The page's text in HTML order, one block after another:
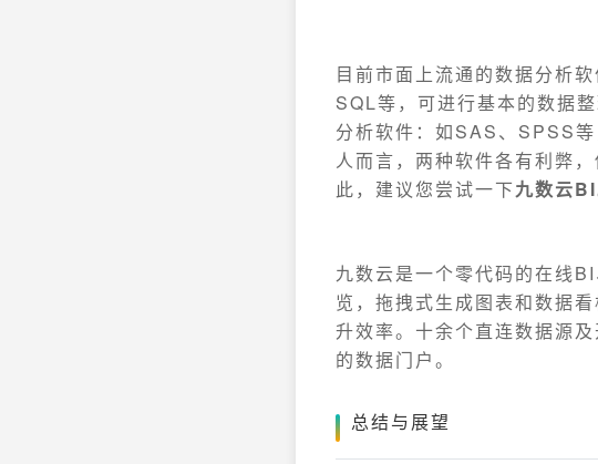
目前市面上流通的数据分析
SQL等，可进行基本的数据
分析软件：如SAS、SPSS
人而言，两种软件各有利弊
此，建议您尝试一下九数云BI
九数云是一个零代码的在线
览，拖拽式生成图表和数据
升效率。十余个直连数据源
的数据门户。
总结与展望